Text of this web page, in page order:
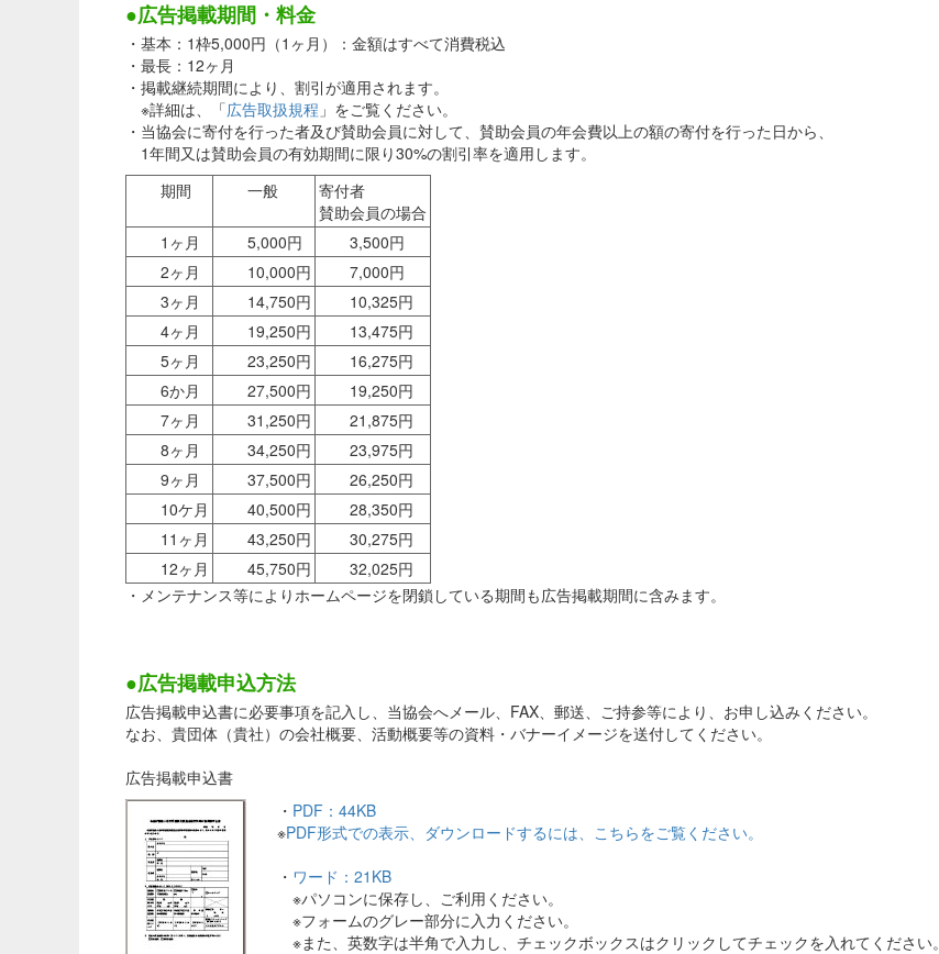
●広告掲載期間・料金
・基本：1枠5,000円（1ヶ月）：金額はすべて消費税込
・最長：12ヶ月
・掲載継続期間により、割引が適用されます。
※詳細は、「広告取扱規程 」をご覧ください。
・当協会に寄付を行った者及び賛助会員に対して、賛助会員の年会費以上の額の寄付を行った日から、
1年間又は賛助会員の有効期間に限り30%の割引率を適用します。
期間
一般
寄付者
賛助会員の場合
1ヶ月
5,000円
3,500円
2ヶ月
10,000円
7,000円
3ヶ月
14,750円
10,325円
4ヶ月
19,250円
13,475円
5ヶ月
23,250円
16,275円
6か月
27,500円
19,250円
7ヶ月
31,250円
21,875円
8ヶ月
34,250円
23,975円
9ヶ月
37,500円
26,250円
10ケ月
40,500円
28,350円
11ヶ月
43,250円
30,275円
12ヶ月
45,750円
32,025円
・メンテナンス等によりホームページを閉鎖している期間も広告掲載期間に含みます。
●広告掲載申込方法
広告掲載申込書に必要事項を記入し、当協会へメール、FAX、郵送、ご持参等により、お申し込みください。
なお、貴団体（貴社）の会社概要、活動概要等の資料・バナーイメージを送付してください。
広告掲載申込書
・ PDF：44KB
※PDF形式での表示、ダウンロードするには、こちらをご覧ください。
・ ワード：21KB
※パソコンに保存し、ご利用ください。
※フォームのグレー部分に入力ください。
※また、英数字は半角で入力し、チェックボックスはクリックしてチェックを入れてください。